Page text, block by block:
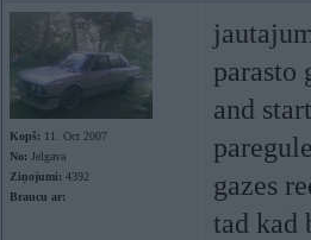
Kopš: 11. Oct 2007
No: Jelgava
Ziņojumi: 4392
Braucu ar:
parasto
and
gazes
tad kad